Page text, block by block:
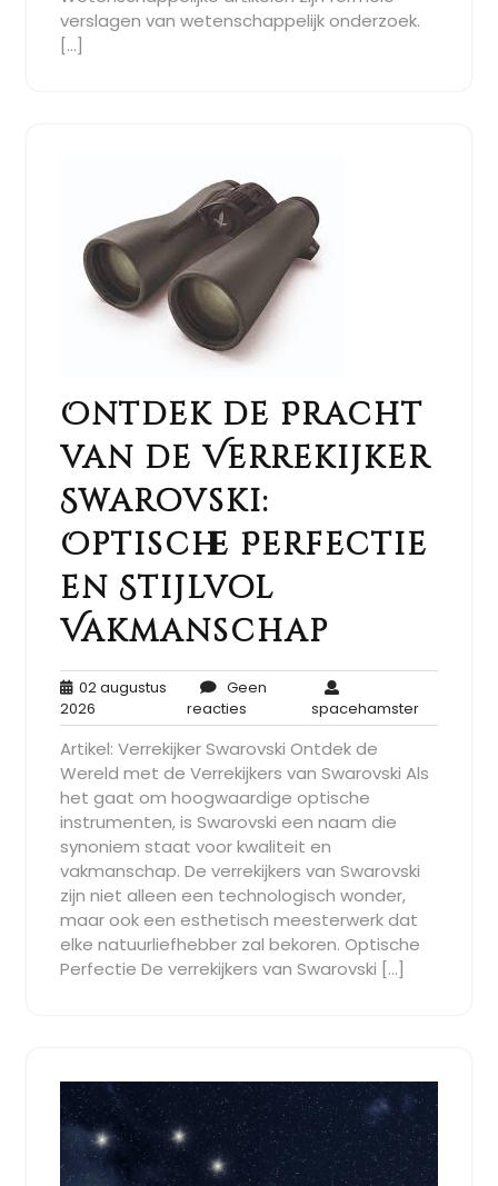
verslagen van wetenschappelijk onderzoek.
[…]
Ontdek de Pracht
van de Verrekijker
Swarovski:
Optische Perfectie
en Stijlvol
Vakmanschap
02 augustus
2026
augustus
2026
Geen
reactiesGeen
reacties
spacehamster
Artikel: Verrekijker Swarovski Ontdek de
Wereld met de Verrekijkers van Swarovski Als
het gaat om hoogwaardige optische
instrumenten, is Swarovski een naam die
synoniem staat voor kwaliteit en
vakmanschap. De verrekijkers van Swarovski
zijn niet alleen een technologisch wonder,
maar ook een esthetisch meesterwerk dat
elke natuurliefhebber zal bekoren. Optische
Perfectie De verrekijkers van Swarovski […]